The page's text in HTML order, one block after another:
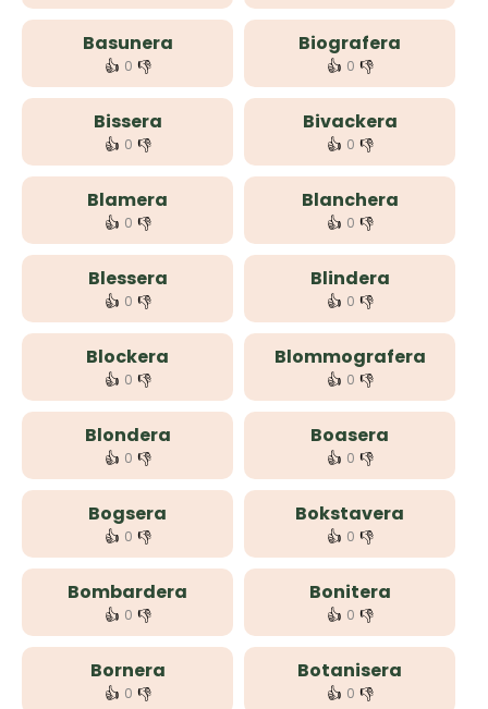
Basunera
👍 0 👎
Biografera
👍 0 👎
Bissera
👍 0 👎
Bivackera
👍 0 👎
Blamera
👍 0 👎
Blanchera
👍 0 👎
Blessera
👍 0 👎
Blindera
👍 0 👎
Blockera
👍 0 👎
Blommografera
👍 0 👎
Blondera
👍 0 👎
Boasera
👍 0 👎
Bogsera
👍 0 👎
Bokstavera
👍 0 👎
Bombardera
👍 0 👎
Bonitera
👍 0 👎
Bornera
👍 0 👎
Botanisera
👍 0 👎